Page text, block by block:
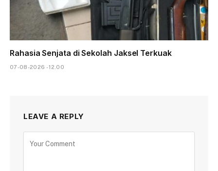
Rahasia Senjata di Sekolah Jaksel Terkuak
07-08-2026 - 12.00
LEAVE A REPLY